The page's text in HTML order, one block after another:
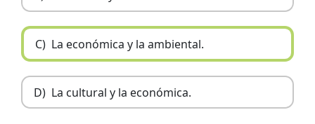
C) La económica y la ambiental.
D) La cultural y la económica.